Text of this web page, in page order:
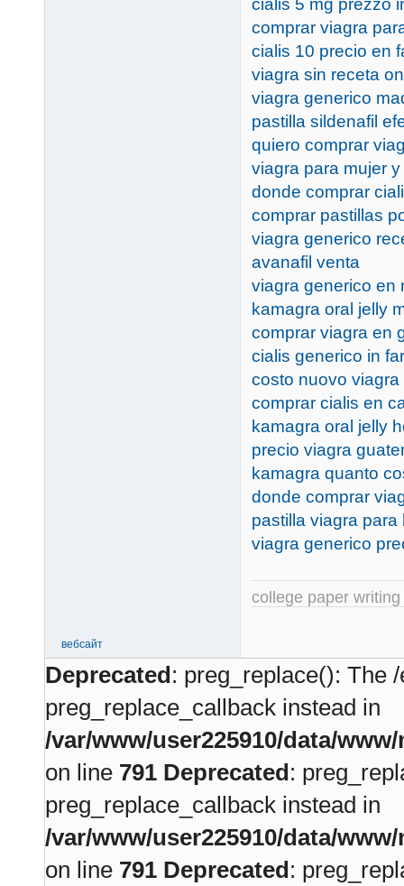
comprar viagra
cialis 10 precio en
viagra sin receta
viagra generico
pastilla sildenafil
quiero comprar
viagra para mujer
donde comprar
comprar pastillas
viagra generico
avanafil venta
viagra generico en
kamagra oral jelly
comprar viagra en
cialis generico in
costo nuovo viagra
comprar cialis en
kamagra oral jelly
precio viagra
kamagra quanto
donde comprar
pastilla viagra para
viagra generico
college paper
вебсайт
Deprecated: preg_replace(): The
preg_replace_callback instead in
/var/www/user225910/data/
on line 791 Deprecated:
preg_replace_callback instead in
/var/www/user225910/data/
on line 791 Deprecated: